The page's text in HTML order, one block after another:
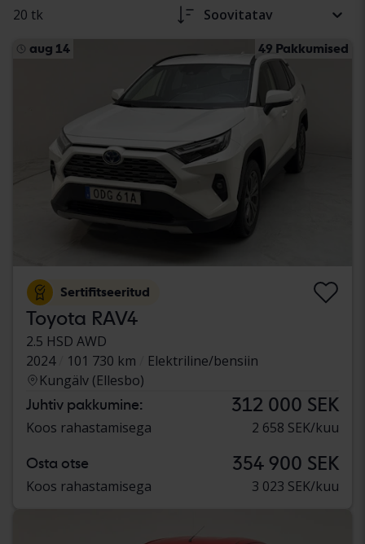
20 tk Soovitatav
aug 14 49 Pakkumised
Sertifitseeritud
Toyota RAV4
2.5 HSD AWD
2024
101 730 km
Elektriline/bensiin
Kungälv (Ellesbo)
Juhtiv pakkumine: 312 000 SEK
Koos rahastamisega 2 658 SEK/kuu
Osta otse 354 900 SEK
Koos rahastamisega 3 023 SEK/kuu